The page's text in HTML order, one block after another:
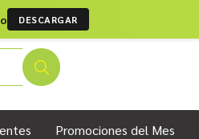
DESCARGAR
Promociones del Mes